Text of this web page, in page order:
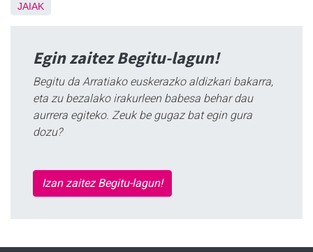
JAIAK
Egin zaitez Begitu-lagun!
Begitu da Arratiako euskerazko aldizkari bakarra,
eta zu bezalako irakurleen babesa behar dau
aurrera egiteko. Zeuk be gugaz bat egin gura
dozu?
Izan zaitez Begitu-lagun!